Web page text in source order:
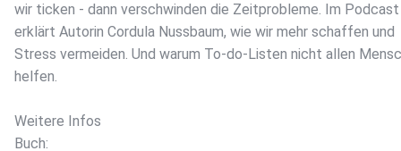
wir ticken - dann verschwinden die Zeitprobleme. Im Podcast
erklärt Autorin Cordula Nussbaum, wie wir mehr schaffen und
Stress vermeiden. Und warum To-do-Listen nicht allen
helfen.
Weitere Infos
Buch: